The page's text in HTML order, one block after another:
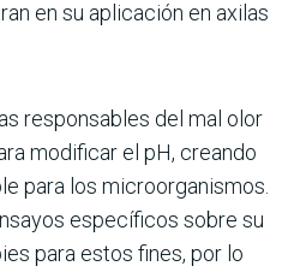
en su aplicación en axilas
responsables del mal olor
modificar el pH, creando
para los microorganismos.
específicos sobre su
para estos fines, por lo